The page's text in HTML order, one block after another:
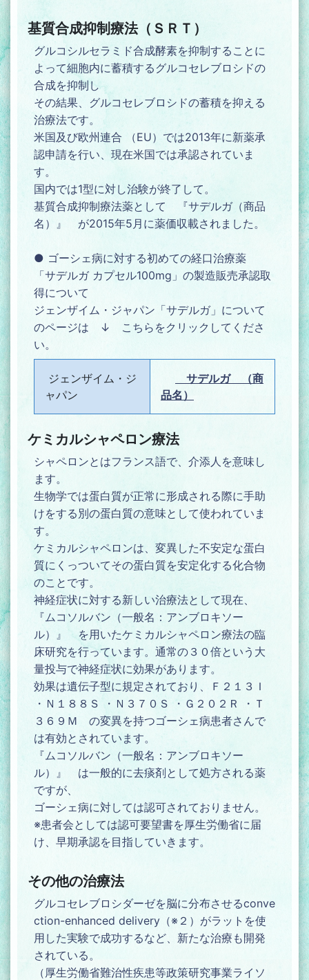
基質合成抑制療法（ＳＲＴ）
グルコシルセラミド合成酵素を抑制することに
よって細胞内に蓄積するグルコセレブロシドの
合成を抑制し
その結果、グルコセレブロシドの蓄積を抑える
治療法です。
米国及び欧州連合 （EU）では2013年に新薬承
認申請を行い、現在米国では承認されていま
す。
国内では1型に対し治験が終了して。
基質合成抑制療法薬として 『サデルガ（商品
名）』 が2015年5月に薬価収載されました。
● ゴーシェ病に対する初めての経口治療薬
「サデルガ カプセル100mg」の製造販売承認取
得について
ジェンザイム・ジャパン「サデルガ」について
のページは ↓ こちらをクリックしてくださ
い。
ジェンザイム・ジ
ャパン
サデルガ （商
品名）
ケミカルシャペロン療法
シャペロンとはフランス語で、介添人を意味し
ます。
生物学では蛋白質が正常に形成される際に手助
けをする別の蛋白質の意味として使われていま
す。
ケミカルシャペロンは、変異した不安定な蛋白
質にくっついてその蛋白質を安定化する化合物
のことです。
神経症状に対する新しい治療法として現在、
『ムコソルバン（一般名：アンブロキソー
ル）』 を用いたケミカルシャペロン療法の臨
床研究を行っています。通常の３０倍という大
量投与で神経症状に効果があります。
効果は遺伝子型に規定されており、Ｆ２１３Ｉ
・Ｎ１８８Ｓ ・Ｎ３７０Ｓ ・Ｇ２０２Ｒ ・Ｔ
３６９Ｍ の変異を持つゴーシェ病患者さんで
は有効とされています。
『ムコソルバン（一般名：アンブロキソー
ル）』 は一般的に去痰剤として処方される薬
ですが、
ゴーシェ病に対しては認可されておりません。
※患者会としては認可要望書を厚生労働省に届
け、早期承認を目指していきます。
その他の治療法
グルコセレブロシダーゼを脳に分布させるconve
ction-enhanced delivery（※２）がラットを使
用した実験で成功するなど、新たな治療も開発
されている。
（厚生労働省難治性疾患等政策研究事業ライソ